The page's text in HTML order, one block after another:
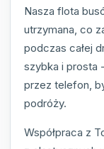
Nasza flota
utrzymana, co
podczas całej
szybka i prosta
przez telefon,
podróży.
Współpraca z